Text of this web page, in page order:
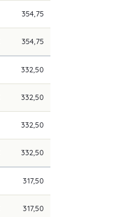
354,75
354,75
332,50
332,50
332,50
332,50
317,50
317,50